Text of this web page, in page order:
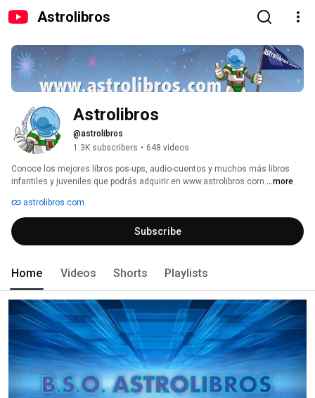
Astrolibros
Astrolibros
@astrolibros
1.3K subscribers • 648 videos
Conoce los mejores libros pos-ups, audio-cuentos y muchos más libros
infantiles y juveniles que podrás adquirir en www.astrolibros.com ...more
astrolibros.com
Subscribe
Home Videos Shorts Playlists